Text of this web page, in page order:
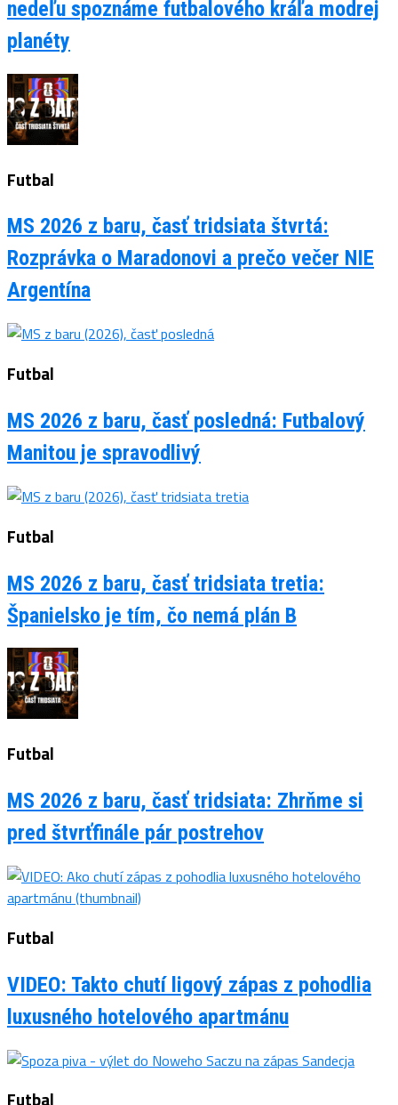
nedeľu spoznáme futbalového kráľa modrej
planéty
Futbal
MS 2026 z baru, časť tridsiata štvrtá:
Rozprávka o Maradonovi a prečo večer NIE
Argentína
Futbal
MS 2026 z baru, časť posledná: Futbalový
Manitou je spravodlivý
Futbal
MS 2026 z baru, časť tridsiata tretia:
Španielsko je tím, čo nemá plán B
Futbal
MS 2026 z baru, časť tridsiata: Zhrňme si
pred štvrťfinále pár postrehov
Futbal
VIDEO: Takto chutí ligový zápas z pohodlia
luxusného hotelového apartmánu
Futbal